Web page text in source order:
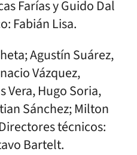
Farías y Guido Dal
Fabián Lisa.
Agustín Suárez,
Vázquez,
Vera, Hugo Soria,
Sánchez; Milton
técnicos:
Bartelt.